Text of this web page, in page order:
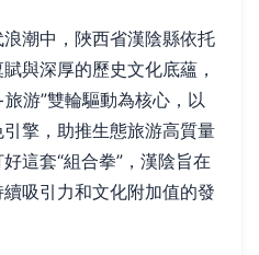
潮中，陜西省漢陰縣依托
與深厚的歷史文化底蘊，
游”雙輪驅動為核心，以
擎，助推生態旅游高質量
這套“組合拳”，漢陰旨在
吸引力和文化附加值的發